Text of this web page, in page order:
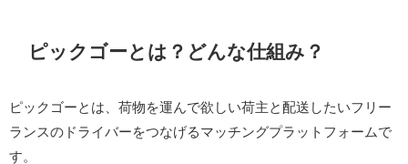
ピックゴーとは？どんな仕組み？
ピックゴーとは、荷物を運んで欲しい荷主と配送したいフリー
ランスのドライバーをつなげるマッチングプラットフォームで
す。